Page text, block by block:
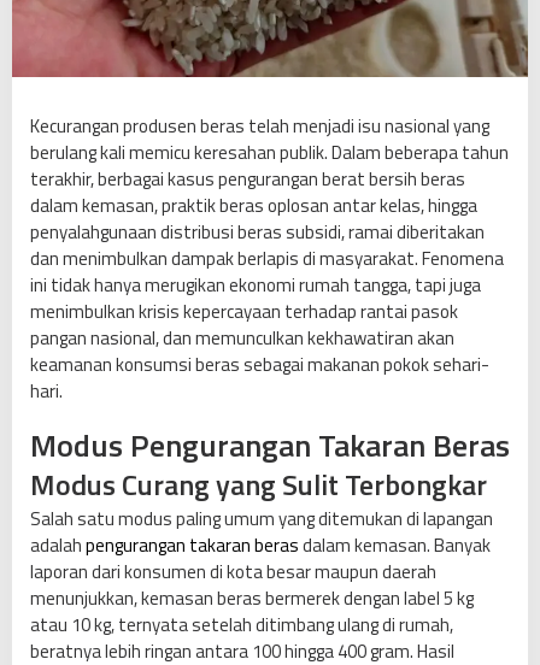
d
u
s
n
B
e
r
a
s
d
a
r
i
n
g
u
r
a
n
g
a
n
Kecurangan produsen beras telah menjadi isu nasional yang
berulang kali memicu keresahan publik. Dalam beberapa tahun
terakhir, berbagai kasus pengurangan berat bersih beras
dalam kemasan, praktik beras oplosan antar kelas, hingga
penyalahgunaan distribusi beras subsidi, ramai diberitakan
dan menimbulkan dampak berlapis di masyarakat. Fenomena
ini tidak hanya merugikan ekonomi rumah tangga, tapi juga
menimbulkan krisis kepercayaan terhadap rantai pasok
pangan nasional, dan memunculkan kekhawatiran akan
keamanan konsumsi beras sebagai makanan pokok sehari-
hari.
Modus Pengurangan Takaran Beras
Modus Curang yang Sulit Terbongkar
Salah satu modus paling umum yang ditemukan di lapangan
adalahpengurangan takaran berasdalam kemasan. Banyak
laporan dari konsumen di kota besar maupun daerah
menunjukkan, kemasan beras bermerek dengan label 5 kg
atau 10 kg, ternyata setelah ditimbang ulang di rumah,
beratnya lebih ringan antara 100 hingga 400 gram. Hasil